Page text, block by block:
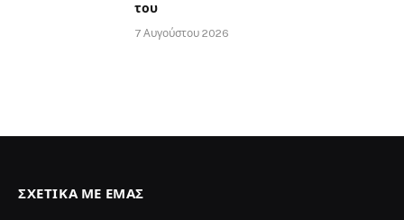
του
7 Αυγούστου 2026
ΣΧΕΤΙΚΆ ΜΕ ΕΜΆΣ